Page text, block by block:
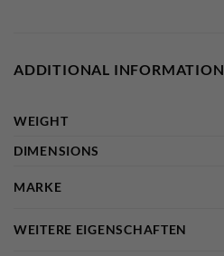
ADDITIONAL INFORMATION
WEIGHT
DIMENSIONS
MARKE
WEITERE EIGENSCHAFTEN